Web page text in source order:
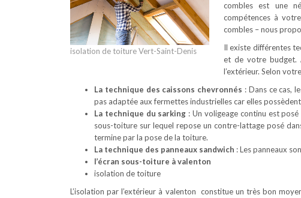
isolation de toiture Vert-Saint-Denis
combles est une
compétences à
combles – nous
Il existe différentes
et de votre budget.
l’extérieur. Selon
La technique des caissons chevronnés : Dans ce cas,
pas adaptée aux fermettes industrielles car elles
La technique du sarking : Un voligeage continu est
sous-toiture sur lequel repose un contre-lattage posé
termine par la pose de la toiture.
La technique des panneaux sandwich : Les panneaux
l’écran sous-toiture à valenton
isolation de toiture
L’isolation par l’extérieur à valenton constitue un très bon